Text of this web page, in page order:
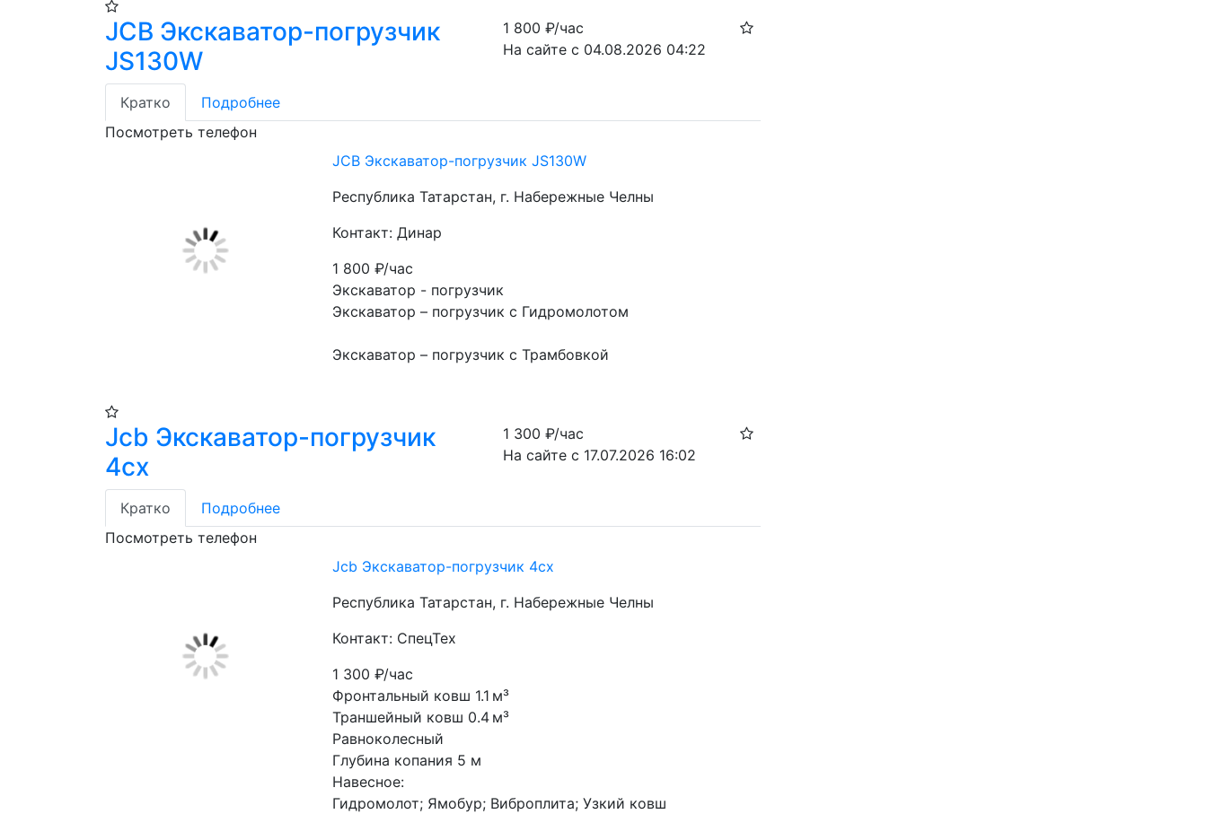
JCB Экскаватор-погрузчик
JS130W
1 800₽/час
На сайте с 04.08.2026 04:22
Кратко
Подробнее
Посмотреть телефон
JCB Экскаватор-погрузчик JS130W
Республика Татарстан, г. Набережные Челны
Контакт: Динар
1 800₽/час
Экскаватор - погрузчик
Экскаватор – погрузчик с Гидромолотом
Экскаватор – погрузчик с Трамбовкой
Jcb Экскаватор-погрузчик
4cx
1 300₽/час
На сайте с 17.07.2026 16:02
Кратко
Подробнее
Посмотреть телефон
Jcb Экскаватор-погрузчик 4cx
Республика Татарстан, г. Набережные Челны
Контакт: СпецТех
1 300₽/час
Фронтальный ковш 1.1 м³
Траншейный ковш 0.4 м³
Равноколесный
Глубина копания 5 м
Навесное:
Гидромолот; Ямобур; Виброплита; Узкий ковш